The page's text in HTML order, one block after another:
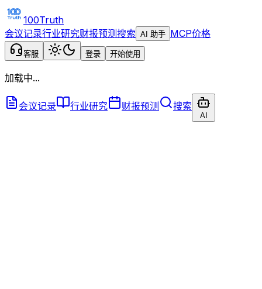
100Truth
会议记录行业研究财报预测搜索 AI 助手 MCP价格
客服 登录 开始使用
加载中...
会议记录 行业研究 财报预测 搜索
AI